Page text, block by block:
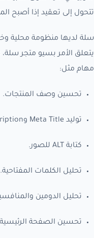
تتحول إلى تعقيد إذا أصبح
سلة لديها منظومة محلية
مهام مثل:
تحسين وصف المنتجات.
توليد Meta Title وMeta Description.
كتابة ALT للصور.
تحليل الكلمات المفتاحية.
تحليل الدومين
تحسين الصفحة